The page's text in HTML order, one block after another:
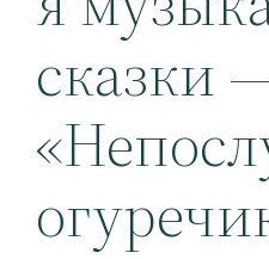
сказки